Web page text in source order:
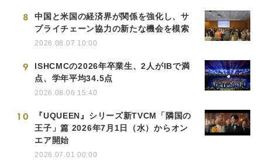
8
中国と米国の経済界が関係を強化し、サ
プライチェーン協力の新たな機会を模索
2026.08.07 10:00
9
ISHCMCの2026年卒業生、2人がIBで満
点、学年平均34.5点
2026.08.06 15:40
10
『UQUEEN』シリーズ新TVCM「隣国の
王子」篇 2026年7月1日（水）からオン
エア開始
2026.07.01 00:00